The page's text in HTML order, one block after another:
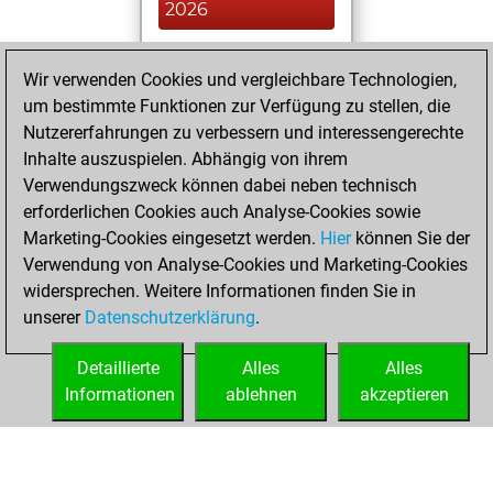
2026
You played 36
blitz games
Play
You scored +14
=3 -19 in blitz
Mittwoch, März 4,
2026
You played 4
slow games
Play
You scored +3
=0 -1 in slow games
Wir verwenden Cookies und vergleichbare Technologien,
um bestimmte Funktionen zur Verfügung zu stellen, die
Nutzererfahrungen zu verbessern und interessengerechte
Inhalte auszuspielen. Abhängig von ihrem
Verwendungszweck können dabei neben technisch
erforderlichen Cookies auch Analyse-Cookies sowie
Marketing-Cookies eingesetzt werden. Hierkönnen Sie der
Verwendung von Analyse-Cookies und Marketing-Cookies
widersprechen. Weitere Informationen finden Sie in
unserer Datenschutzerklärung.
Alles
akzeptieren
Alles
ablehnen
Detaillierte
Informationen